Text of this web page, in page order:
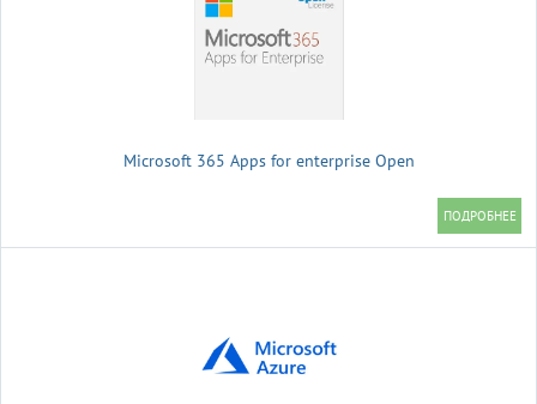
Microsoft 365 Apps for enterprise Open